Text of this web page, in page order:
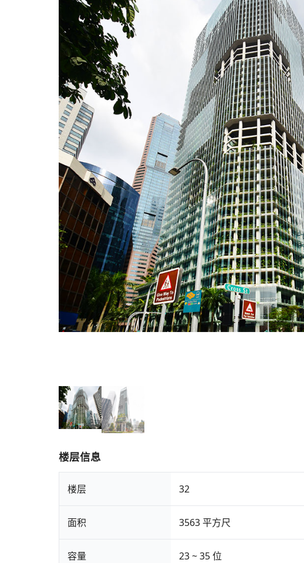
楼层信息
楼层 32
面积 3563 平方尺
容量 23 ~ 35 位